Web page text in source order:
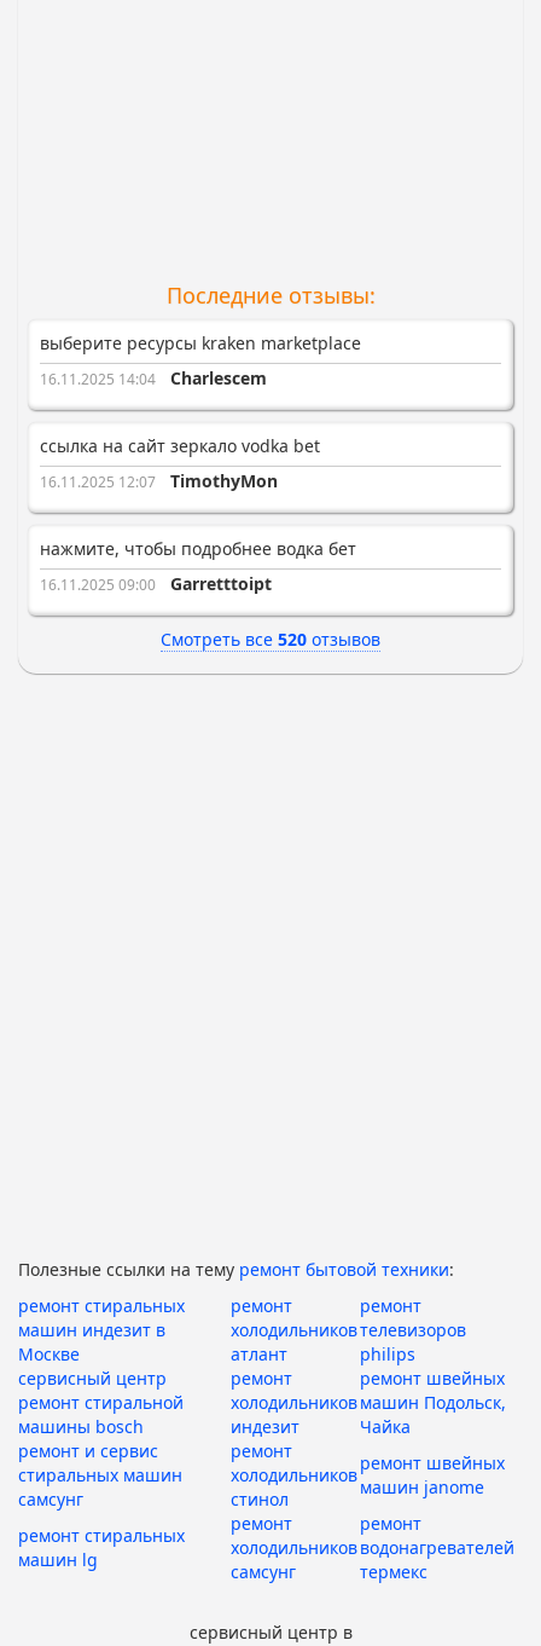
Последние отзывы:
выберите ресурсы kraken marketplace
16.11.2025 14:04 Charlescem
ссылка на сайт зеркало vodka bet
16.11.2025 12:07 TimothyMon
нажмите, чтобы подробнее водка бет
16.11.2025 09:00 Garretttoipt
Смотреть все 520 отзывов
Полезные ссылки на тему ремонт бытовой техники:
ремонт стиральных
машин индезит в
Москве
ремонт
холодильников
атлант
ремонт
телевизоров
philips
сервисный центр
ремонт стиральной
машины bosch
ремонт
холодильников
индезит
ремонт швейных
машин Подольск,
Чайка
ремонт и сервис
стиральных машин
самсунг
ремонт
холодильников
стинол
ремонт швейных
машин janome
ремонт стиральных
машин lg
ремонт
холодильников
самсунг
ремонт
водонагревателей
термекс
сервисный центр в